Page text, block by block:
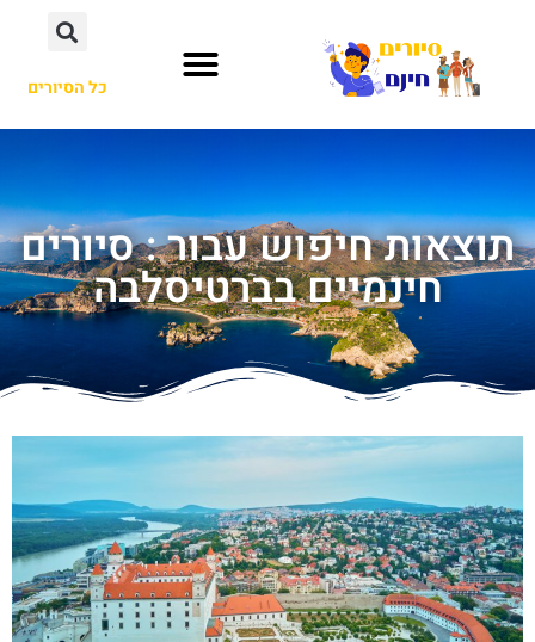
כל הסיורים
תוצאות חיפוש עבור : סיורים
חינמיים בברטיסלבה